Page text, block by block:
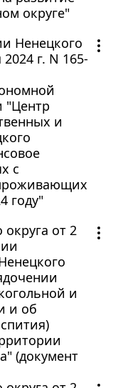
округе"
Ненецкого
г. N 165-
"Центр
и
с
году"
от 2
и
и об
(документ